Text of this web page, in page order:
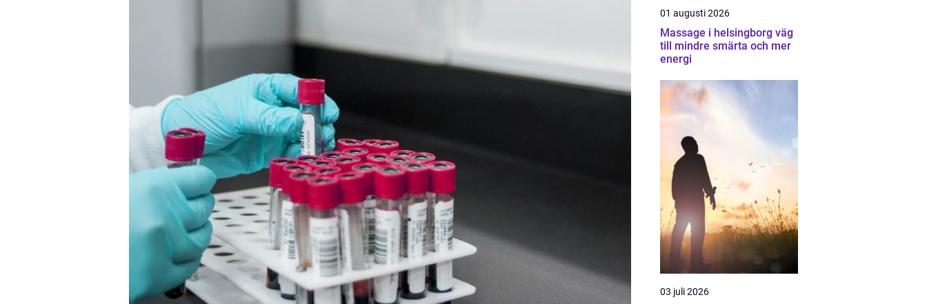
01 augusti 2026
Massage i helsingborg väg
till mindre smärta och mer
energi
03 juli 2026